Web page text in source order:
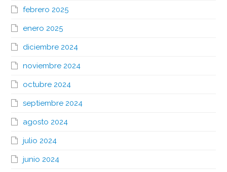
febrero 2025
enero 2025
diciembre 2024
noviembre 2024
octubre 2024
septiembre 2024
agosto 2024
julio 2024
junio 2024